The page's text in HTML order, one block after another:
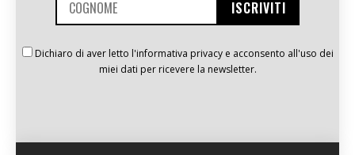
Dichiaro di aver letto l'informativa privacy e acconsento all'uso dei
miei dati per ricevere la newsletter.